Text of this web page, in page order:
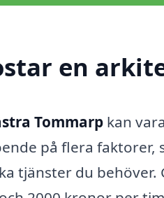
en
Tommarp kan
på flera
tjänster du